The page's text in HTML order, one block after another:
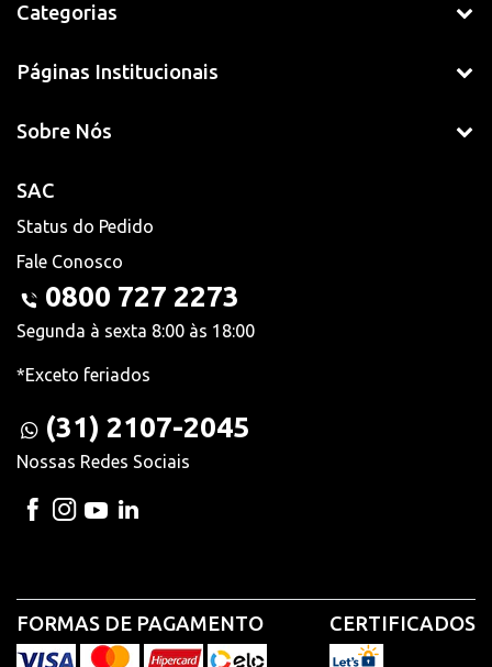
Categorias
Páginas Institucionais
Sobre Nós
SAC
Status do Pedido
Fale Conosco
0800 727 2273
Segunda à sexta 8:00 às 18:00
*Exceto feriados
(31) 2107-2045
Nossas Redes Sociais
FORMAS DE PAGAMENTO CERTIFICADOS